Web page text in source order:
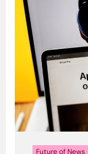
Future of News